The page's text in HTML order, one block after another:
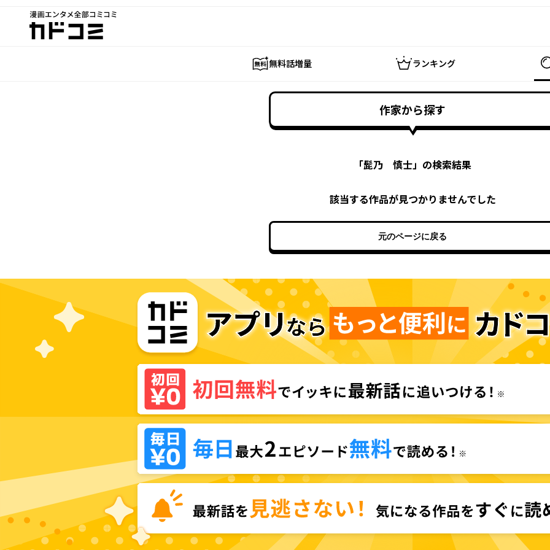
漫画エンタメ全部コミコミ
カドコミ
無料話増量 ランキング
作家から探す
「髭乃 慎士」の検索結果
該当する作品が見つかりませんでした
元のページに戻る